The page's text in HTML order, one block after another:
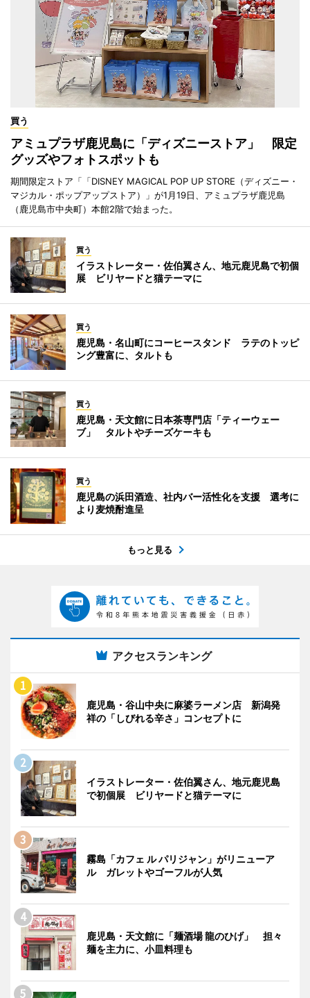
買う
アミュプラザ鹿児島に「ディズニーストア」 限定
グッズやフォトスポットも
期間限定ストア「「DISNEY MAGICAL POP UP STORE（ディズニー・
マジカル・ポップアップストア）」が1月19日、アミュプラザ鹿児島
（鹿児島市中央町）本館2階で始まった。
買う
イラストレーター・佐伯翼さん、地元鹿児島で初個
展 ビリヤードと猫テーマに
買う
鹿児島・名山町にコーヒースタンド ラテのトッピ
ング豊富に、タルトも
買う
鹿児島・天文館に日本茶専門店「ティーウェー
ブ」 タルトやチーズケーキも
買う
鹿児島の浜田酒造、社内バー活性化を支援 選考に
より麦焼酎進呈
もっと見る
アクセスランキング
鹿児島・谷山中央に麻婆ラーメン店 新潟発
祥の「しびれる辛さ」コンセプトに
イラストレーター・佐伯翼さん、地元鹿児島
で初個展 ビリヤードと猫テーマに
霧島「カフェ ル パリジャン」がリニューア
ル ガレットやゴーフルが人気
鹿児島・天文館に「麺酒場 龍のひげ」 担々
麺を主力に、小皿料理も